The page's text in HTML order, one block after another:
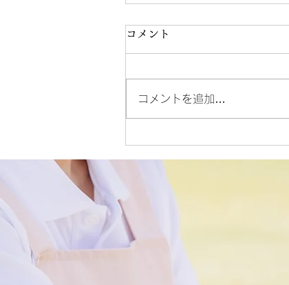
デイサービス 献立表
(R8.8.3)
コメント
コメントを追加…